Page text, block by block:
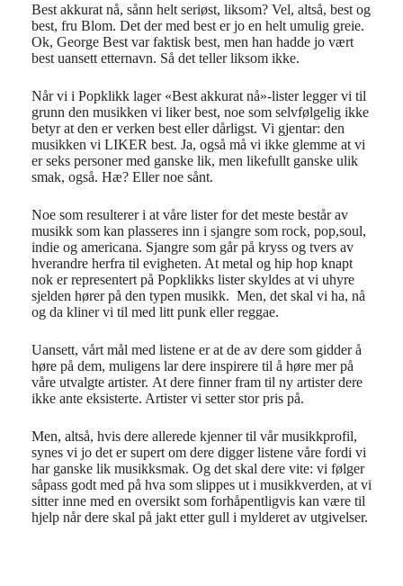
Best akkurat nå, sånn helt seriøst, liksom? Vel, altså, best og
best, fru Blom. Det der med best er jo en helt umulig greie.
Ok, George Best var faktisk best, men han hadde jo vært
best uansett etternavn. Så det teller liksom ikke.
Når vi i Popklikk lager «Best akkurat nå»-lister legger vi til
grunn den musikken vi liker best, noe som selvfølgelig ikke
betyr at den er verken best eller dårligst. Vi gjentar: den
musikken vi LIKER best. Ja, også må vi ikke glemme at vi
er seks personer med ganske lik, men likefullt ganske ulik
smak, også. Hæ? Eller noe sånt.
Noe som resulterer i at våre lister for det meste består av
musikk som kan plasseres inn i sjangre som rock, pop,soul,
indie og americana. Sjangre som går på kryss og tvers av
hverandre herfra til evigheten. At metal og hip hop knapt
nok er representert på Popklikks lister skyldes at vi uhyre
sjelden hører på den typen musikk. Men, det skal vi ha, nå
og da kliner vi til med litt punk eller reggae.
Uansett, vårt mål med listene er at de av dere som gidder å
høre på dem, muligens lar dere inspirere til å høre mer på
våre utvalgte artister. At dere finner fram til ny artister dere
ikke ante eksisterte. Artister vi setter stor pris på.
Men, altså, hvis dere allerede kjenner til vår musikkprofil,
synes vi jo det er supert om dere digger listene våre fordi vi
har ganske lik musikksmak. Og det skal dere vite: vi følger
såpass godt med på hva som slippes ut i musikkverden, at vi
sitter inne med en oversikt som forhåpentligvis kan være til
hjelp når dere skal på jakt etter gull i mylderet av utgivelser.